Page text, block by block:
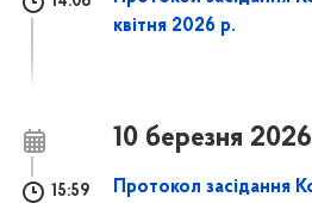
квітня 2026 р.
10 березня 2026
15:59
Протокол засідання